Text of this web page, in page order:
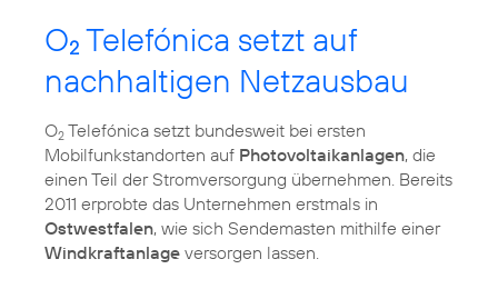
O2 Telefónica setzt auf
nachhaltigen Netzausbau
O2 Telefónica setzt bundesweit bei ersten
Mobilfunkstandorten auf Photovoltaikanlagen, die
einen Teil der Stromversorgung übernehmen. Bereits
2011 erprobte das Unternehmen erstmals in
Ostwestfalen, wie sich Sendemasten mithilfe einer
Windkraftanlage versorgen lassen.